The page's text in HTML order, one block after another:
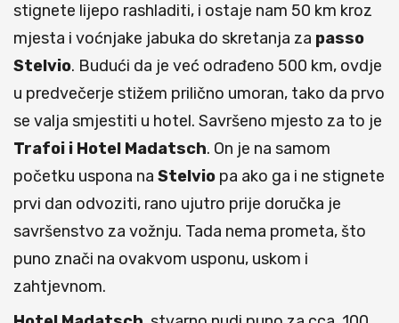
stignete lijepo rashladiti, i ostaje nam 50 km kroz
mjesta i voćnjake jabuka do skretanja za passo
Stelvio. Budući da je već odrađeno 500 km, ovdje
u predvečerje stižem prilično umoran, tako da prvo
se valja smjestiti u hotel. Savršeno mjesto za to je
Trafoi i Hotel Madatsch. On je na samom
početku uspona na Stelvio pa ako ga i ne stignete
prvi dan odvoziti, rano ujutro prije doručka je
savršenstvo za vožnju. Tada nema prometa, što
puno znači na ovakvom usponu, uskom i
zahtjevnom.